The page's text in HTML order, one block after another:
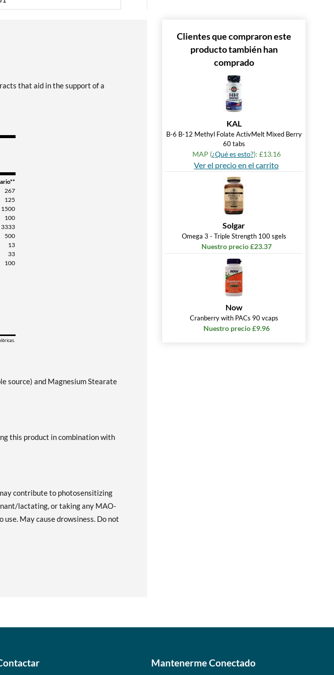
that aid in the support of a
267
125
1500
100
3333
500
13
33
100
source) and Magnesium Stearate
this product in combination with
contribute to photosensitizing
lactating, or taking any MAO-
May cause drowsiness. Do not
Clientes que compraron este
producto también han
comprado
KAL
B-6 B-12 Methyl Folate ActivMelt Mixed Berry
60 tabs
MAP (¿Qué es esto?): £13.16
Ver el precio en el carrito
Solgar
Omega 3 - Triple Strength 100 sgels
Nuestro precio £23.37
Now
Cranberry with PACs 90 vcaps
Nuestro precio £9.96
Mantenerme Conectado